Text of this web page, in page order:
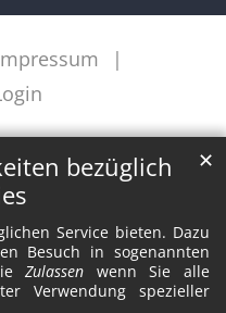
bezüglich
Service bieten. Dazu
Besuch in sogenannten
Zulassen wenn Sie alle
Verwendung spezieller
✕